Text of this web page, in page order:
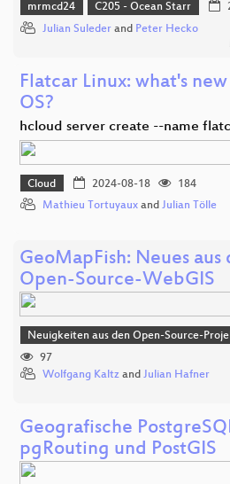
mrmcd24 C205 - Ocean Starr
Julian Suleder and Peter Hecko
Flatcar Linux: what's
OS?
hcloud server create --name
Cloud 2024-08-18
184
Mathieu Tortuyaux and Julian Tölle
GeoMapFish: Neues
Open-Source-WebGIS
Neuigkeiten aus den Open-Source-
97
Wolfgang Kaltz and Julian Hafner
Geografische
pgRouting und PostGIS